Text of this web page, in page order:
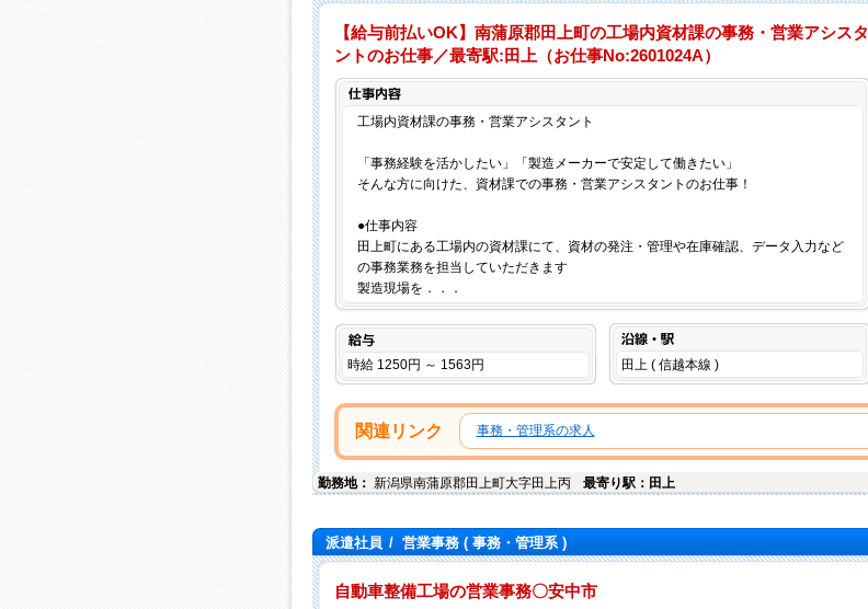
【給与前払いOK】南蒲原郡田上町の工場内資材課の事務・営業アシスタ
ントのお仕事／最寄駅:田上（お仕事No:2601024A）
工場内資材課の事務・営業アシスタント
「事務経験を活かしたい」「製造メーカーで安定して働きたい」
そんな方に向けた、資材課での事務・営業アシスタントのお仕事！
●仕事内容
田上町にある工場内の資材課にて、資材の発注・管理や在庫確認、データ入力など
の事務業務を担当していただきます
製造現場を．．．
給与
時給 1250円 ～ 1563円 田上 ( 信越本線 )
関連リンク 事務・管理系の求人
勤務地： 新潟県南蒲原郡田上町大字田上丙 最寄り駅：田上
派遣社員 / 営業事務( 事務・管理系 )
自動車整備工場の営業事務〇安中市